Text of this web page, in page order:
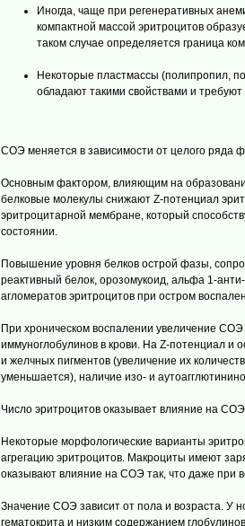
Иногда, чаще при регенеративных
компактной массой эритроцитов
таком случае определяется граница
Некоторые пластмассы (полипропил,
обладают такими свойствами и
СОЭ меняется в зависимости от целого ряда
Основным фактором, влияющим на
белковые молекулы снижают Z-потенциал
эритроцитарной мембране, который
состоянии.
Повышение уровня белков острой фазы,
реактивный белок, орозомукоид, альфа 1-
агломератов эритроцитов при остром
При хроническом воспалении увеличение
иммуноглобулинов в крови. На Z-потенциал и
и желчных пигментов (увеличение их
уменьшается), наличие изо- и
Число эритроцитов оказывает влияние на
Некоторые морфологические варианты
агрегацию эритроцитов. Макроциты имеют
оказывают влияние на СОЭ так, что даже при
Значение СОЭ зависит от пола и возраста. У
гематокрита и низким содержанием